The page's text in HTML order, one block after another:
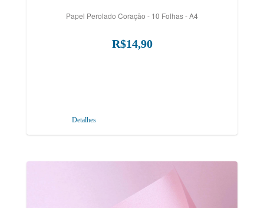
Papel Perolado Coração - 10 Folhas - A4
R$14,90
Detalhes